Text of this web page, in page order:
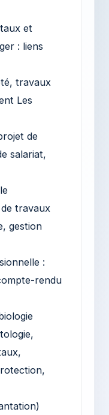
et
: liens
travaux
Les
de
salariat,
travaux
gestion
:
rendu